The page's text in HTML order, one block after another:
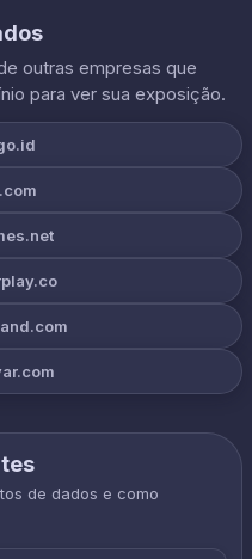
outras empresas que
para ver sua exposição.
de dados e como